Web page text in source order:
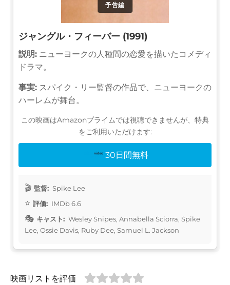
予告編
ジャングル・フィーバー (1991)
説明: ニューヨークの人種間の恋愛を描いたコメディ
ドラマ。
事実: スパイク・リー監督の作品で、ニューヨークの
ハーレムが舞台。
この映画はAmazonプライムでは視聴できませんが、特典
をご利用いただけます:
30日間無料
監督: Spike Lee
評価: IMDb 6.6
キャスト: Wesley Snipes, Annabella Sciorra, Spike
Lee, Ossie Davis, Ruby Dee, Samuel L. Jackson
映画リストを評価